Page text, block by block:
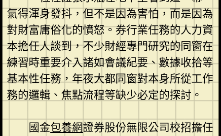
氣得渾身發抖，但不是因為害怕，而是因為
對財富庸俗化的憤怒。券行業任務的人力資
本擔任人談到，不少財經專門研究的同窗在
練習時重要介入諸如會議紀要、數據收拾等
基本性任務，年夜大都同窗對本身所從工作
務的邏輯、焦點流程等缺少必定的探討。
國金包養網證券股份無限公司校招擔任